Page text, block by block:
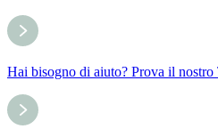
Hai bisogno di aiuto? Prova il nostro